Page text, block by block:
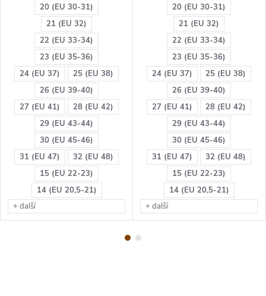
20 (EU 30-31)
21 (EU 32)
22 (EU 33-34)
23 (EU 35-36)
24 (EU 37)
25 (EU 38)
26 (EU 39-40)
27 (EU 41)
28 (EU 42)
29 (EU 43-44)
30 (EU 45-46)
31 (EU 47)
32 (EU 48)
15 (EU 22-23)
14 (EU 20,5-21)
+ další
20 (EU 30-31)
21 (EU 32)
22 (EU 33-34)
23 (EU 35-36)
24 (EU 37)
25 (EU 38)
26 (EU 39-40)
27 (EU 41)
28 (EU 42)
29 (EU 43-44)
30 (EU 45-46)
31 (EU 47)
32 (EU 48)
15 (EU 22-23)
14 (EU 20,5-21)
+ další